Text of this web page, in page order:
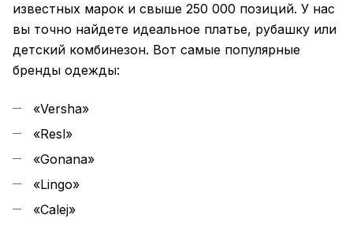
известных марок и свыше 250 000 позиций. У нас
вы точно найдете идеальное платье, рубашку или
детский комбинезон. Вот самые популярные
бренды одежды:
«Versha»
«Resl»
«Gonana»
«Lingo»
«Calej»